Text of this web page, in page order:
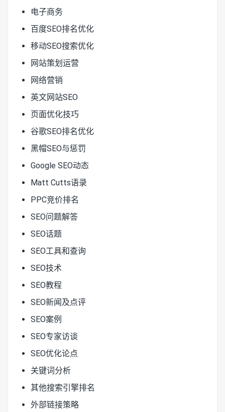
电子商务
百度SEO排名优化
移动SEO搜索优化
网站策划运营
网络营销
英文网站SEO
页面优化技巧
谷歌SEO排名优化
黑帽SEO与惩罚
Google SEO动态
Matt Cutts语录
PPC竞价排名
SEO问题解答
SEO话题
SEO工具和查询
SEO技术
SEO教程
SEO新闻及点评
SEO案例
SEO专家访谈
SEO优化论点
关键词分析
其他搜索引擎排名
外部链接策略